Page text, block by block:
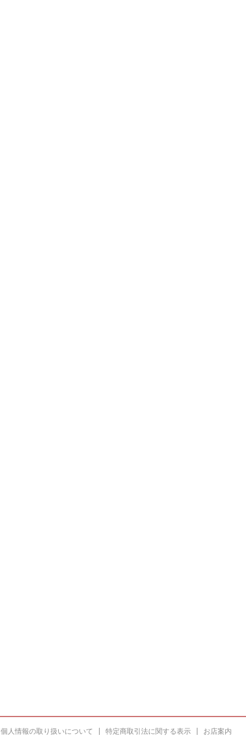
個人情報の取り扱いについて 特定商取引法に関する表示 お店案内